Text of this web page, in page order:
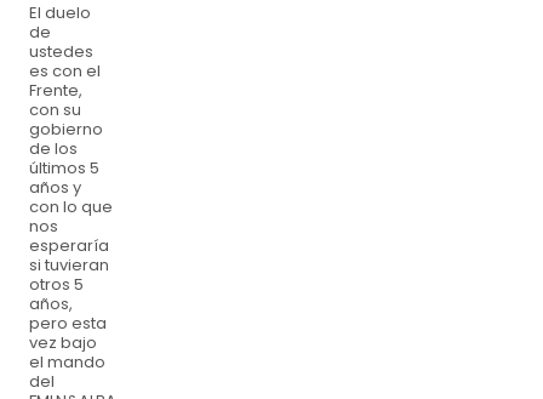
El duelo
de
ustedes
es con el
Frente,
con su
gobierno
de los
últimos 5
años y
con lo que
nos
esperaría
si tuvieran
otros 5
años,
pero esta
vez bajo
el mando
del